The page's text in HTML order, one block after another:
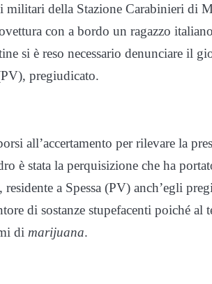
militari della Stazione Carabinieri di
con a bordo un ragazzo
si è reso necessario denunciare il
pregiudicato.
all’accertamento per rilevare la
è stata la perquisizione che ha
a Spessa (PV) anch’egli
di sostanze stupefacenti poiché al
di marijuana.